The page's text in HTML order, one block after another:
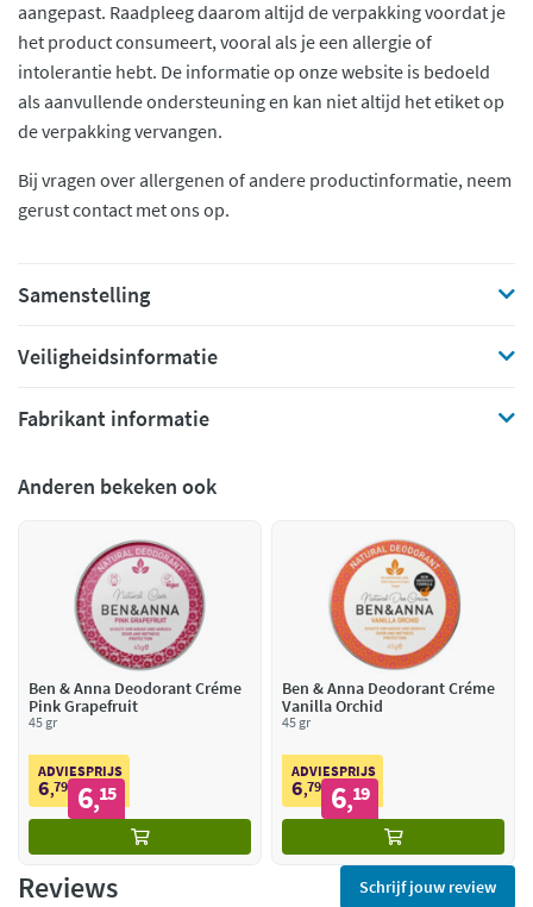
aangepast. Raadpleeg daarom altijd de verpakking voordat je
het product consumeert, vooral als je een allergie of
intolerantie hebt. De informatie op onze website is bedoeld
als aanvullende ondersteuning en kan niet altijd het etiket op
de verpakking vervangen.
Bij vragen over allergenen of andere productinformatie, neem
gerust contact met ons op.
Samenstelling
Veiligheidsinformatie
Fabrikant informatie
Anderen bekeken ook
Ben & Anna Deodorant Créme
Pink Grapefruit
45 gr
ADVIESPRIJS
6,79 6,15
Ben & Anna Deodorant Créme
Vanilla Orchid
45 gr
ADVIESPRIJS
6,79 6,19
Reviews Schrijf jouw review